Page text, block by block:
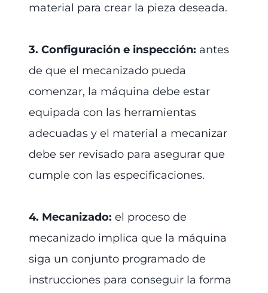
material para crear la pieza deseada.
3. Configuración e inspección: antes
de que el mecanizado pueda
comenzar, la máquina debe estar
equipada con las herramientas
adecuadas y el material a mecanizar
debe ser revisado para asegurar que
cumple con las especificaciones.
4. Mecanizado: el proceso de
mecanizado implica que la máquina
siga un conjunto programado de
instrucciones para conseguir la forma